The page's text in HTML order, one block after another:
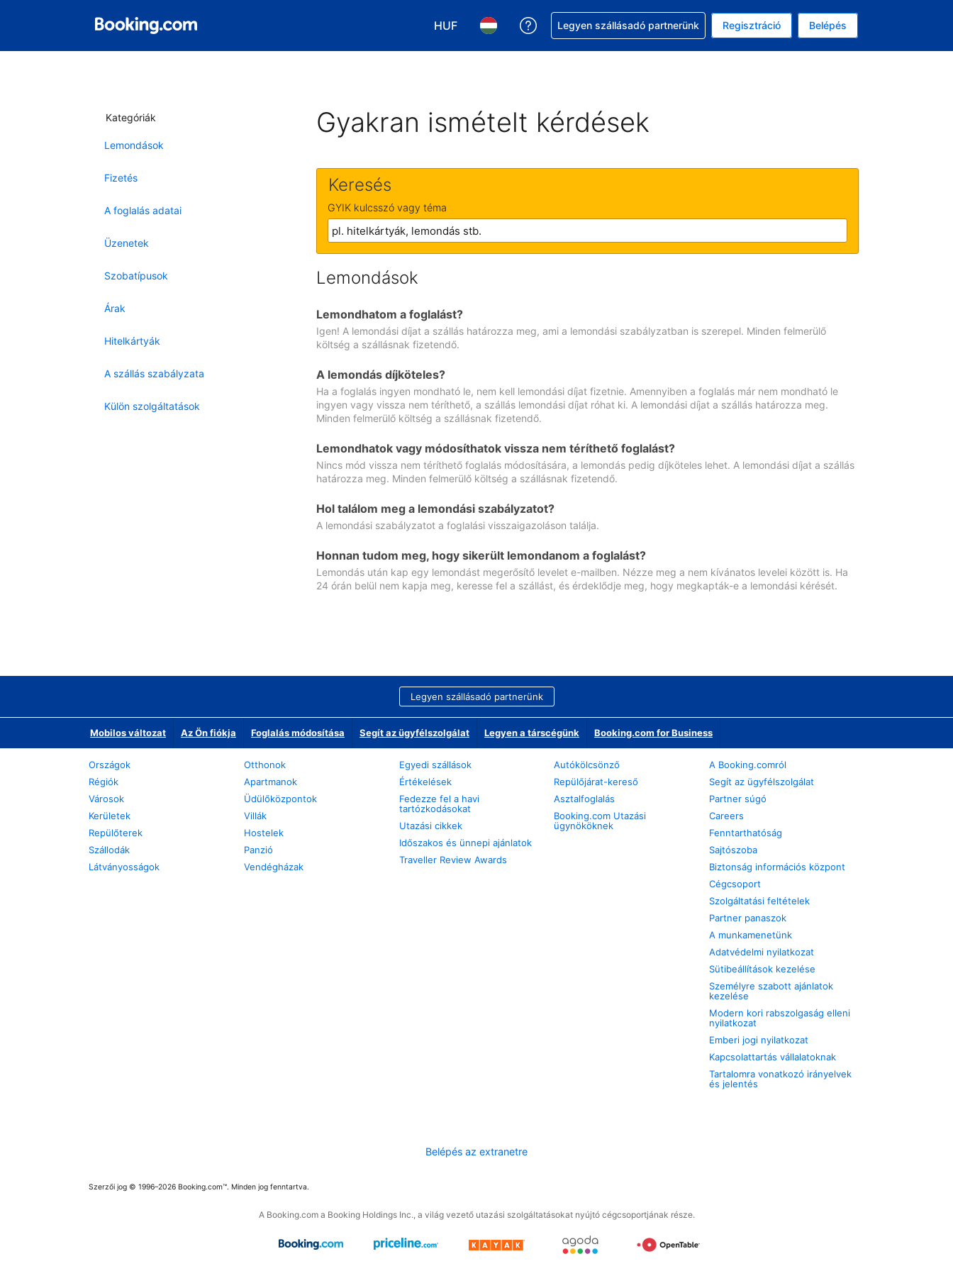
HUF
Válasszon pénznemet. Jelenlegi kiválasztott pénznem: magyar forint
Válasszon nyelvet. Jelenleg kiválasztott nyelv: Magyar
Segítség a foglalással
Legyen szállásadó partnerünk Regisztráció Belépés
Kategóriák
Lemondások
Fizetés
A foglalás adatai
Üzenetek
Szobatípusok
Árak
Hitelkártyák
A szállás szabályzata
Külön szolgáltatások
Gyakran ismételt kérdések
Keresés
GYIK kulcsszó vagy téma
Lemondások
Lemondhatom a foglalást?
Igen! A lemondási díjat a szállás határozza meg, ami a lemondási szabályzatban is szerepel. Minden felmerülő
költség a szállásnak fizetendő.
A lemondás díjköteles?
Ha a foglalás ingyen mondható le, nem kell lemondási díjat fizetnie. Amennyiben a foglalás már nem mondható le
ingyen vagy vissza nem téríthető, a szállás lemondási díjat róhat ki. A lemondási díjat a szállás határozza meg.
Minden felmerülő költség a szállásnak fizetendő.
Lemondhatok vagy módosíthatok vissza nem téríthető foglalást?
Nincs mód vissza nem téríthető foglalás módosítására, a lemondás pedig díjköteles lehet. A lemondási díjat a szállás
határozza meg. Minden felmerülő költség a szállásnak fizetendő.
Hol találom meg a lemondási szabályzatot?
A lemondási szabályzatot a foglalási visszaigazoláson találja.
Honnan tudom meg, hogy sikerült lemondanom a foglalást?
Lemondás után kap egy lemondást megerősítő levelet e-mailben. Nézze meg a nem kívánatos levelei között is. Ha
24 órán belül nem kapja meg, keresse fel a szállást, és érdeklődje meg, hogy megkapták-e a lemondási kérését.
Legyen szállásadó partnerünk
Mobilos változat Az Ön fiókja Foglalás módosítása Segít az ügyfélszolgálat Legyen a társcégünk Booking.com for Business
Országok
Régiók
Városok
Kerületek
Repülőterek
Szállodák
Látványosságok
Otthonok
Apartmanok
Üdülőközpontok
Villák
Hostelek
Panzió
Vendégházak
Egyedi szállások
Értékelések
Fedezze fel a havi
tartózkodásokat
Utazási cikkek
Időszakos és ünnepi ajánlatok
Traveller Review Awards
Autókölcsönző
Repülőjárat-kereső
Asztalfoglalás
Booking.com Utazási
ügynököknek
A Booking.comról
Segít az ügyfélszolgálat
Partner súgó
Careers
Fenntarthatóság
Sajtószoba
Biztonság információs központ
Cégcsoport
Szolgáltatási feltételek
Partner panaszok
A munkamenetünk
Adatvédelmi nyilatkozat
Sütibeállítások kezelése
Személyre szabott ajánlatok
kezelése
Modern kori rabszolgaság elleni
nyilatkozat
Emberi jogi nyilatkozat
Kapcsolattartás vállalatoknak
Tartalomra vonatkozó irányelvek
és jelentés
Belépés az extranetre
Szerzői jog © 1996–2026 Booking.com™. Minden jog fenntartva.
A Booking.com a Booking Holdings Inc., a világ vezető utazási szolgáltatásokat nyújtó cégcsoportjának része.